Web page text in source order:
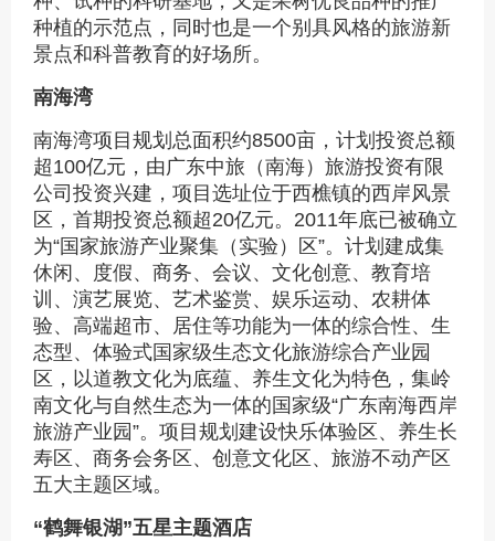
种植的示范点，同时也是一个别具风格的旅游新
景点和科普教育的好场所。
南海湾
南海湾项目规划总面积约8500亩，计划投资总额
超100亿元，由广东中旅（南海）旅游投资有限
公司投资兴建，项目选址位于西樵镇的西岸风景
区，首期投资总额超20亿元。2011年底已被确立
为“国家旅游产业聚集（实验）区”。计划建成集
休闲、度假、商务、会议、文化创意、教育培
训、演艺展览、艺术鉴赏、娱乐运动、农耕体
验、高端超市、居住等功能为一体的综合性、生
态型、体验式国家级生态文化旅游综合产业园
区，以道教文化为底蕴、养生文化为特色，集岭
南文化与自然生态为一体的国家级“广东南海西岸
旅游产业园”。项目规划建设快乐体验区、养生长
寿区、商务会务区、创意文化区、旅游不动产区
五大主题区域。
“鹤舞银湖”五星主题酒店